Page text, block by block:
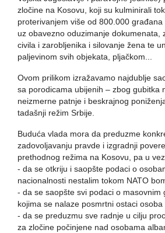
zločine na Kosovu, koji su kulminirali
proterivanjem više od 800.000
uz obavezno oduzimanje dokumenata,
civila i zarobljenika i silovanje žena te
paljevinom svih objekata, pljačkom...
Ovom prilikom izražavamo najdublje
sa porodicama ubijenih – zbog gubitka
neizmerne patnje i beskrajnog
tadašnji režim Srbije.
Buduća vlada mora da preduzme
zadovoljavanju pravde i izgradnji
prethodnog režima na Kosovu, pa u
- da se otkriju i saopšte podaci o
nacionalnosti nestalim tokom NATO
- da se saopšte svi podaci o masovnim
kojima se nalaze posmrtni ostaci
- da se preduzmu sve radnje u cilju
za zločine počinjene nad osobama